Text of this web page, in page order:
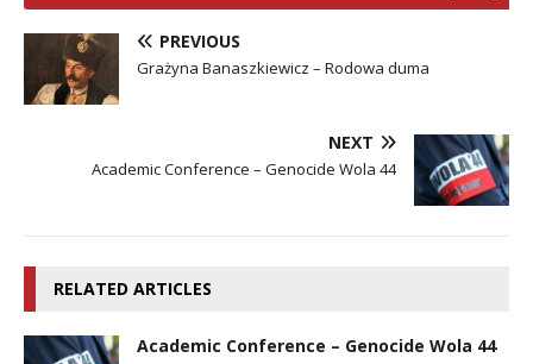
PREVIOUS
Grażyna Banaszkiewicz – Rodowa duma
NEXT
Academic Conference – Genocide Wola 44
RELATED ARTICLES
Academic Conference – Genocide Wola 44